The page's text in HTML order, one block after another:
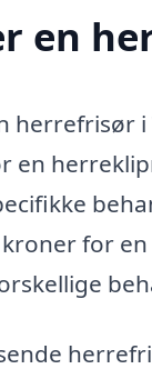
en
herrefrisør
en
kroner for